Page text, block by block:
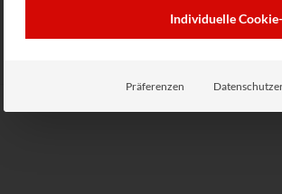
Individuelle
Präferenzen